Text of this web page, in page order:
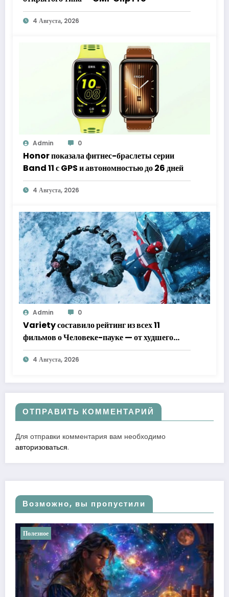
4 Августа, 2026
Admin 0
Honor показала фитнес-браслеты серии
Band 11 с GPS и автономностью до 26 дней
4 Августа, 2026
Admin 0
Variety составило рейтинг из всех 11
фильмов о Человеке-пауке — от худшего
к лучшему
4 Августа, 2026
ОТПРАВИТЬ КОММЕНТАРИЙ
Для отправки комментария вам необходимо
авторизоваться.
Возможно, вы пропустили
Полезное